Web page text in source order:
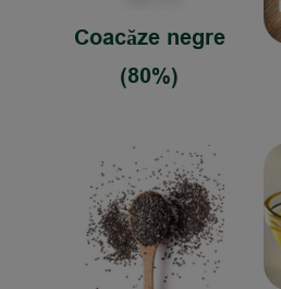
Coacăze negre
(80%)